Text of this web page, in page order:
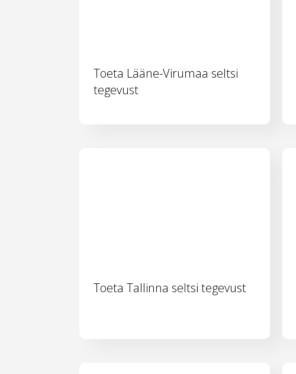
Toeta Lääne-Virumaa seltsi
tegevust
Toeta Tallinna seltsi tegevust